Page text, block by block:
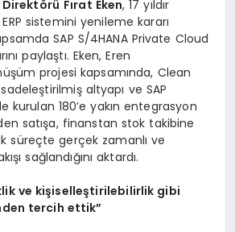
Fırat Eken, 17 yıldır
sistemini yenileme kararı
SAP S/4HANA Private Cloud
paylaştı. Eken, Eren
projesi kapsamında, Clean
altyapı ve SAP
kurulan 180’e yakın entegrasyon
satışa, finanstan stok takibine
süreçte gerçek zamanlı ve
sağlandığını aktardı.
ve kişiselleştirilebilirlik gibi
tercih ettik”